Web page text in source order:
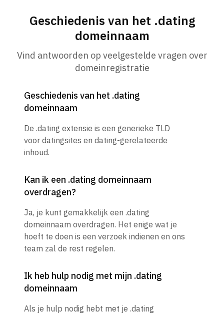
Geschiedenis van het .dating
domeinnaam
Vind antwoorden op veelgestelde vragen over
domeinregistratie
Geschiedenis van het .dating
domeinnaam
De .dating extensie is een generieke TLD
voor datingsites en dating-gerelateerde
inhoud.
Kan ik een .dating domeinnaam
overdragen?
Ja, je kunt gemakkelijk een .dating
domeinnaam overdragen. Het enige wat je
hoeft te doen is een verzoek indienen en ons
team zal de rest regelen.
Ik heb hulp nodig met mijn .dating
domeinnaam
Als je hulp nodig hebt met je .dating